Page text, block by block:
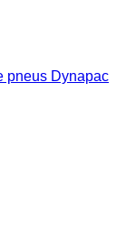
pneus Dynapac